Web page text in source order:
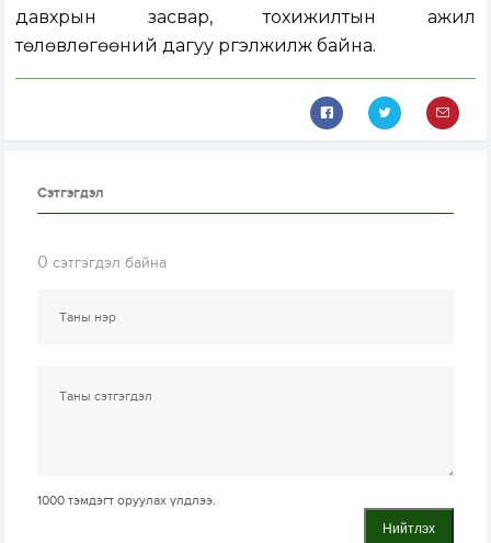
давхрын засвар, тохижилтын ажил
төлөвлөгөөний дагуу үргэлжилж байна.
Сэтгэгдэл
0 сэтгэгдэл байна
1000 тэмдэгт оруулах үлдлээ.
Нийтлэх